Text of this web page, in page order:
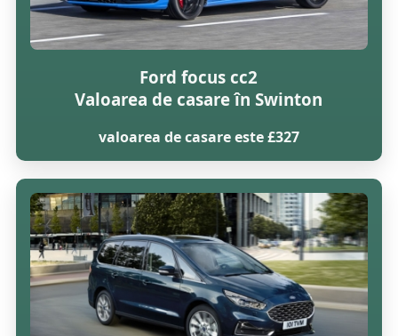
Ford focus cc2
Valoarea de casare în Swinton
valoarea de casare este £327